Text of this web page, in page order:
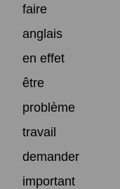
faire
anglais
en effet
être
problème
travail
demander
important